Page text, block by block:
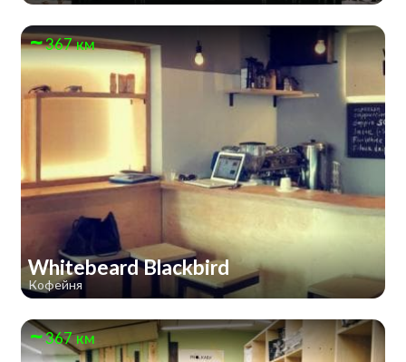
367 км
Whitebeard Blackbird
Кофейня
367 км